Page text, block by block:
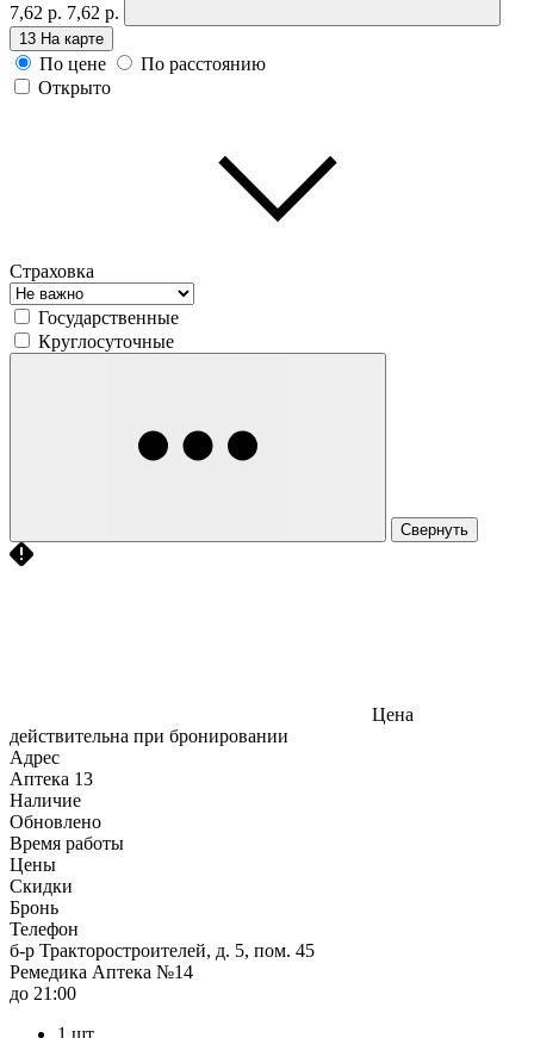
7,62 р. 7,62 р.
13 На карте
По цене
По расстоянию
Открыто
Страховка
Государственные
Круглосуточные
Свернуть
Цена
действительна при бронировании
Адрес
Аптека 13
Наличие
Обновлено
Время работы
Цены
Скидки
Бронь
Телефон
б-р Тракторостроителей, д. 5, пом. 45
Ремедика Аптека №14
до 21:00
1 шт.